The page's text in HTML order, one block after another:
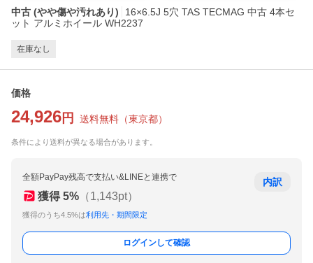
中古 (やや傷や汚れあり)
16×6.5J 5穴 TAS TECMAG 中古 4本セ
ット アルミホイール WH2237
在庫なし
価格
24,926 円 送料無料 （東京都）
条件により送料が異なる場合があります。
全額PayPay残高で支払い&LINEと連携で
獲得 5% （1,143pt）
獲得のうち4.5%は利用先・期間限定
内訳
ログインして確認